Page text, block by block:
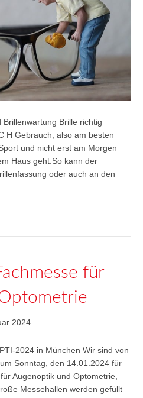
Brille richtig
H Gebrauch, also am besten
und nicht erst am Morgen
Haus geht.So kann der
oder auch an den
für
2024
2024 in München Wir sind von
Sonntag, den 14.01.2024 für
Augenoptik und Optometrie,
Messehallen werden gefüllt